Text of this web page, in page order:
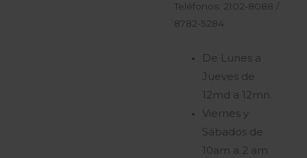
Teléfonos: 2102-8088 /
8782-5284
De Lunes a
Jueves de
12md a 12mn.
Viernes y
Sábados de
10am a 2 am